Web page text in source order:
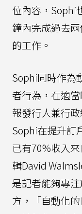
位內容，Sophi
鐘內完成過去
的工作。
Sophi同時作為
者行為，在適
報發行人兼行
Sophi在提升訂
已有70%收入
輯David
是記者能夠專
方，「自動化